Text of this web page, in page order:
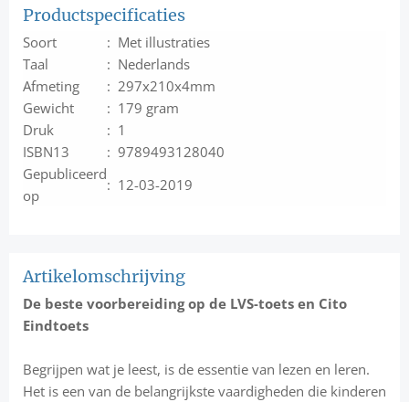
Productspecificaties
Soort
: Met illustraties
Taal
: Nederlands
Afmeting
: 297x210x4mm
Gewicht
: 179 gram
Druk
: 1
ISBN13
: 9789493128040
Gepubliceerd
op
: 12-03-2019
Artikelomschrijving
De beste voorbereiding op de LVS-toets en Cito
Eindtoets
Begrijpen wat je leest, is de essentie van lezen en leren.
Het is een van de belangrijkste vaardigheden die kinderen